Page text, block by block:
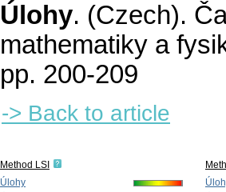
Úlohy. (Czech).
mathematiky a
pp. 200-209
-> Back to article
Method LSI
Úlohy